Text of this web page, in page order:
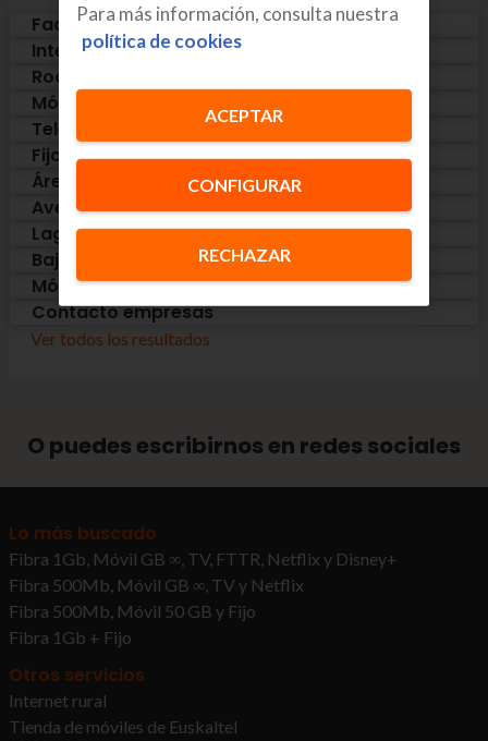
Factura
Internet
Roaming
Móvil
Televisión
Fijo
Área cliente
Averías
Lagundu lasai
Baja
Móviles y otros dispositivos
Contacto empresas
Ver todos los resultados
O puedes escribirnos en redes sociales
Lo más buscado
Fibra 1Gb, Móvil GB ∞, TV, FTTR, Netflix y Disney+
Fibra 500Mb, Móvil GB ∞, TV y Netflix
Fibra 500Mb, Móvil 50 GB y Fijo
Fibra 1Gb + Fijo
Otros servicios
Internet rural
Tienda de móviles de Euskaltel
Para más información, consulta nuestra
política de cookies
CONFIGURAR
RECHAZAR
ACEPTAR